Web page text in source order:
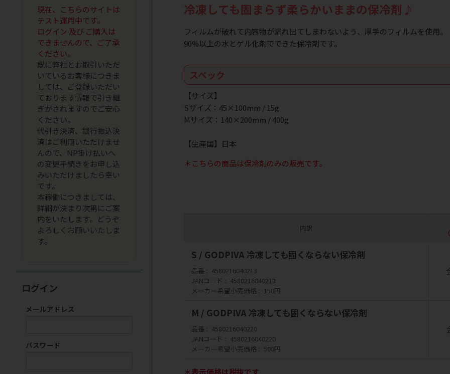
冷凍しても固まらず柔らかいままの保冷剤♪
フィルムが破れて内容物が漏れ出てしまわないよう、厚手のフィルムを使用。
90%以上の水とゲル化剤でできた保冷剤です。
スペック
【サイズ】
Sサイズ：45×100mm / 15g
Mサイズ：140×200mm / 400g
【生産国】日本
＊こちらの商品は保冷剤のみの販売です。
内訳
S / GODPIVA 冷凍しても固くならない保冷剤
品番
4580216040213
JANコード
4580216040213
メーカー希望小売価格
150円
M / GODPIVA 冷凍しても固くならない保冷剤
品番
4580216040220
JANコード
4580216040220
メーカー希望小売価格
500円
＊表示価格は税抜です
現在、こちらのサイトは
テスト運用中です。
ログイン 及び ご購入は
できませんので、ご了承
ください。
既に弊社とお取引いただ
いているお客様につきま
しては、ご登録いただい
ております情報で引き継
ぎがされますのでご安心
ください。
代引き決済、銀行振込決
済はご利用いただけませ
んので、NP掛け払いへ
の変更手続きをお申し込
みいただけましたら幸い
です。
本稼働につきましては、
詳細が決まり次第にご案
内をいたします。どうぞ
よろしくお願いいたしま
す。
ログイン
メールアドレス
パスワード